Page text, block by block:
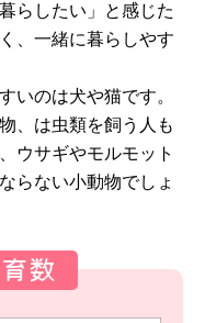
らしたい」と感じた
、一緒に暮らしやす
いのは犬や猫です。
、は虫類を飼う人も
ウサギやモルモット
らない小動物でしょ
数